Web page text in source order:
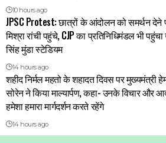
10 hours ago
JPSC Protest: छात्रों के आंदोलन को समर्थन देने
मिश्रा रांची पहुंचे, CJP का प्रतिनिधिमंडल भी
सिंह मुंडा स्टेडियम
14 hours ago
शहीद निर्मल महतो के शहादत दिवस पर मुख्यमंत्री
सोरेन ने किया माल्यार्पण, कहा- उनके विचार और
हमेशा हमारा मार्गदर्शन करते रहेंगे
14 hours ago